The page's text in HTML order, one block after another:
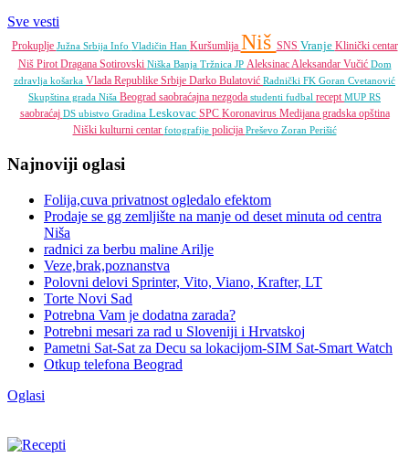
Sve vesti
Prokuplje Južna Srbija Info Vladičin Han Kuršumlija Niš SNS Vranje Klinički centar
Niš PirotDragana Sotirovski Niška Banja Tržnica JP AleksinacAleksandar Vučić Dom
zdravlja košarka Vlada Republike Srbije Darko Bulatović Radnički FK Goran Cvetanović
Skupština grada Niša Beograd saobraćajna nezgoda studenti fudbal receptMUP RS
saobraćaj DS ubistvo Gradina Leskovac SPC Koronavirus Medijana gradska opština
Niški kulturni centar fotografije policija Preševo Zoran Perišić
Najnoviji oglasi
Folija,cuva privatnost ogledalo efektom
Prodaje se gg zemljište na manje od deset minuta od centra
Niša
radnici za berbu maline Arilje
Veze,brak,poznanstva
Polovni delovi Sprinter, Vito, Viano, Krafter, LT
Torte Novi Sad
Potrebna Vam je dodatna zarada?
Potrebni mesari za rad u Sloveniji i Hrvatskoj
Pametni Sat-Sat za Decu sa lokacijom-SIM Sat-Smart Watch
Otkup telefona Beograd
Oglasi